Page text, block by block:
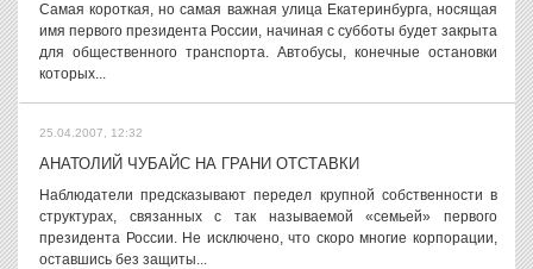
Самая короткая, но самая важная улица Екатеринбурга, носящая
имя первого президента России, начиная с субботы будет закрыта
для общественного транспорта. Автобусы, конечные остановки
которых...
25.04.2007, 12:32
АНАТОЛИЙ ЧУБАЙС НА ГРАНИ ОТСТАВКИ
Наблюдатели предсказывают передел крупной собственности в
структурах, связанных с так называемой «семьей» первого
президента России. Не исключено, что скоро многие корпорации,
оставшись без защиты...